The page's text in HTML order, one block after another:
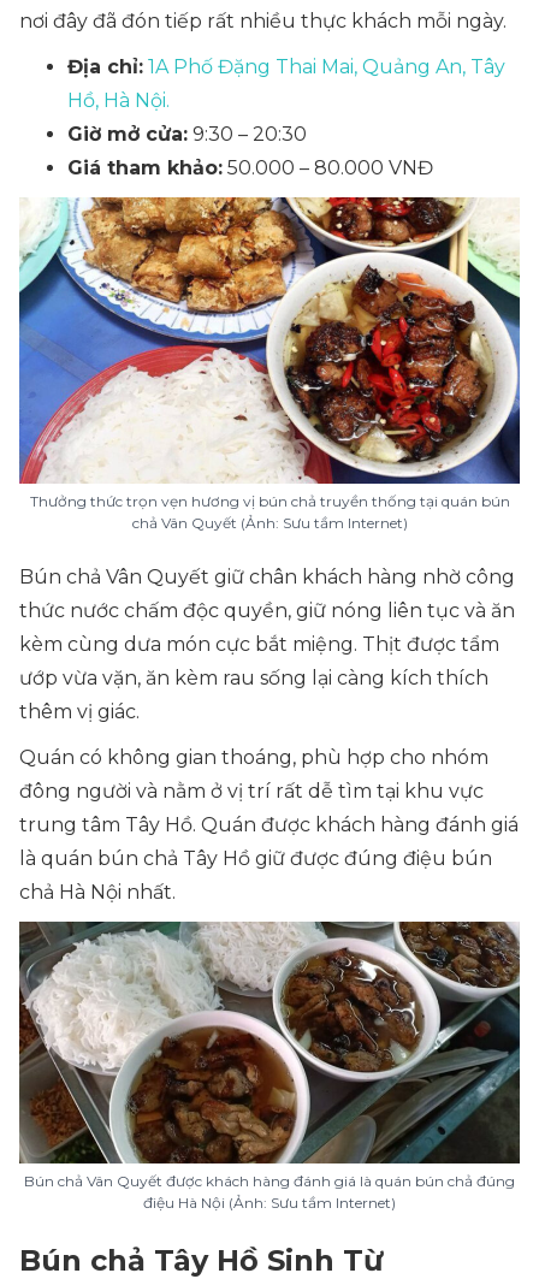
nơi đây đã đón tiếp rất nhiều thực khách mỗi ngày.
Địa chỉ: 1A Phố Đặng Thai Mai, Quảng An, Tây
Hồ, Hà Nội.
Giờ mở cửa: 9:30 – 20:30
Giá tham khảo: 50.000 – 80.000 VNĐ
Thưởng thức trọn vẹn hương vị bún chả truyền thống tại quán bún
chả Vân Quyết (Ảnh: Sưu tầm Internet)
Bún chả Vân Quyết giữ chân khách hàng nhờ công
thức nước chấm độc quyền, giữ nóng liên tục và ăn
kèm cùng dưa món cực bắt miệng. Thịt được tẩm
ướp vừa vặn, ăn kèm rau sống lại càng kích thích
thêm vị giác.
Quán có không gian thoáng, phù hợp cho nhóm
đông người và nằm ở vị trí rất dễ tìm tại khu vực
trung tâm Tây Hồ. Quán được khách hàng đánh giá
là quán bún chả Tây Hồ giữ được đúng điệu bún
chả Hà Nội nhất.
Bún chả Vân Quyết được khách hàng đánh giá là quán bún chả đúng
điệu Hà Nội (Ảnh: Sưu tầm Internet)
Bún chả Tây Hồ Sinh Từ